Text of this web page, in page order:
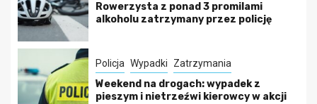
Rowerzysta z ponad 3 promilami
alkoholu zatrzymany przez policję
Policja Wypadki Zatrzymania
Weekend na drogach: wypadek z
pieszym i nietrzeźwi kierowcy w akcji